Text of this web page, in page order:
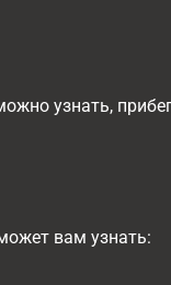
узнать,
вам узнать: